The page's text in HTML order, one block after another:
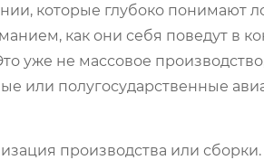
которые глубоко понимают
как они себя поведут в
уже не массовое
или полугосударственные
производства или сборки.